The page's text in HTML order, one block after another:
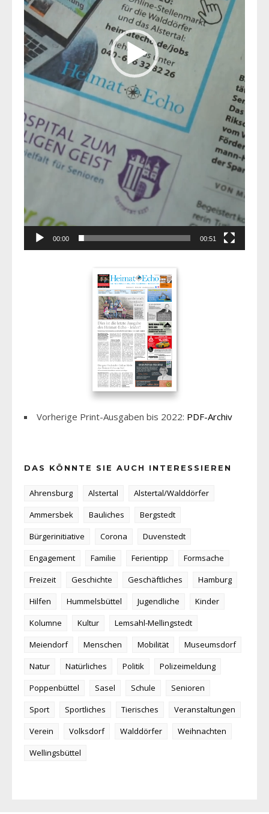
00:00 00:51
Vorherige Print-Ausgaben bis 2022: PDF-Archiv
DAS KÖNNTE SIE AUCH INTERESSIEREN
Ahrensburg Alstertal
Alstertal/Walddörfer
Ammersbek
Bauliches
Bergstedt
Bürgerinitiative
Corona
Duvenstedt
Engagement
Familie Ferientipp
Formsache
Freizeit
Geschichte Geschäftliches
Hamburg
Hilfen
Hummelsbüttel Jugendliche
Kinder
Kolumne
Kultur
Lemsahl-Mellingstedt
Meiendorf
Menschen Mobilität
Museumsdorf
Natur
Natürliches Politik
Polizeimeldung
Poppenbüttel
Sasel Schule
Senioren
Sport
Sportliches Tierisches
Veranstaltungen
Verein
Volksdorf Walddörfer
Weihnachten
Wellingsbüttel